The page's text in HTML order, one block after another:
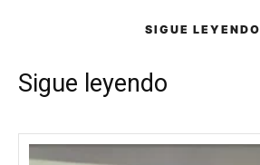
SIGUE LEYENDO
Sigue leyendo